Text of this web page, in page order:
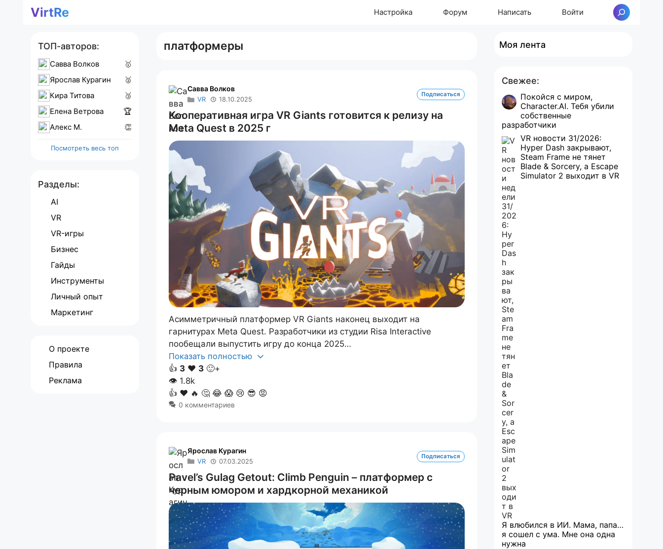
ПерейтиVirtRe Настройка Форум Написать Войти Поиск
платформеры
Савва Волков
VR 18.10.2025
Подписаться
Кооперативная игра VR Giants готовится к релизу на
Meta Quest в 2025 г
Асимметричный платформер VR Giants наконец выходит на
гарнитурах Meta Quest. Разработчики из студии Risa Interactive
пообещали выпустить игру до конца 2025…
Показать полностью
👍 3 ❤️ 3 🙂+
👁 1.8k
👍 ❤️ 🔥 🤔 😂 😱 😢 😎 😡
0 комментариев
Ярослав Курагин
VR 07.03.2025
Подписаться
Pavel’s Gulag Getout: Climb Penguin – платформер с
черным юмором и хардкорной механикой
ТОП-авторов:
Савва Волков
🥇
Ярослав Курагин
🥈
Кира Титова
🥉
Елена Ветрова
🏆
Алекс M.
👏
Посмотреть весь топ
Разделы:
AI
VR
VR-игры
Бизнес
Гайды
Инструменты
Личный опыт
Маркетинг
О проекте
Правила
Реклама
Моя лента
Свежее:
Покойся с миром,
Character.AI. Тебя убили
собственные
разработчики
VR новости 31/2026:
Hyper Dash закрывают,
Steam Frame не тянет
Blade & Sorcery, а Escape
Simulator 2 выходит в VR
Я влюбился в ИИ. Мама, папа…
я сошел с ума. Мне она одна
нужна